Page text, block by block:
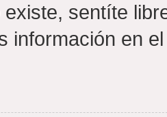
existe, sentíte
información en